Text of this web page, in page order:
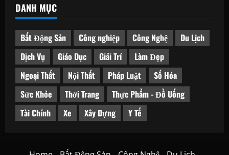
DANH MỤC
Bất Động Sản Công nghiệp Công Nghệ
Du Lịch
Dịch Vụ
Giáo Dục Giải Trí
Làm Đẹp
Ngoại Thất
Nội Thất Pháp Luật
Số Hóa
Sức Khỏe
Thời Trang
Thực Phẩm - Đồ Uống
Tài Chính
Xe Xây Dựng Y Tế